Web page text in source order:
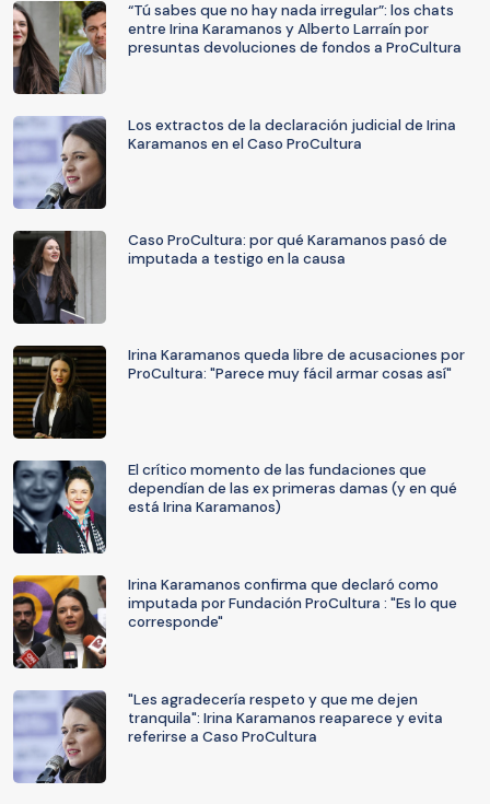
“Tú sabes que no hay nada irregular”: los chats
entre Irina Karamanos y Alberto Larraín por
presuntas devoluciones de fondos a ProCultura
Los extractos de la declaración judicial de Irina
Karamanos en el Caso ProCultura
Caso ProCultura: por qué Karamanos pasó de
imputada a testigo en la causa
Irina Karamanos queda libre de acusaciones por
ProCultura: "Parece muy fácil armar cosas así"
El crítico momento de las fundaciones que
dependían de las ex primeras damas (y en qué
está Irina Karamanos)
Irina Karamanos confirma que declaró como
imputada por Fundación ProCultura : "Es lo que
corresponde"
"Les agradecería respeto y que me dejen
tranquila": Irina Karamanos reaparece y evita
referirse a Caso ProCultura